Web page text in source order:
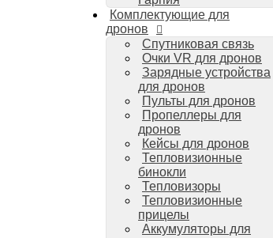
DJI Osmo Pocket 3
Стабилизаторы
DJI Osmo Mobile 6
DJI RS 3 Pro
Комплектующие для
дронов
Спутниковая связь
Очки VR для дронов
Зарядные устройства
для дронов
Пульты для дронов
Пропеллеры для
дронов
Кейсы для дронов
Тепловизионные
бинокли
Тепловизоры
Тепловизионные
прицелы
Аккумуляторы для